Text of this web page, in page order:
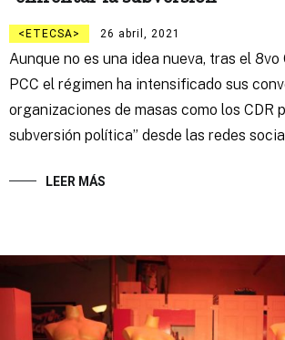
ETECSA 26 abril, 2021
Aunque no es una idea nueva, tras el 8vo
PCC el régimen ha intensificado sus
organizaciones de masas como los CDR
subversión política” desde las redes
LEER MÁS